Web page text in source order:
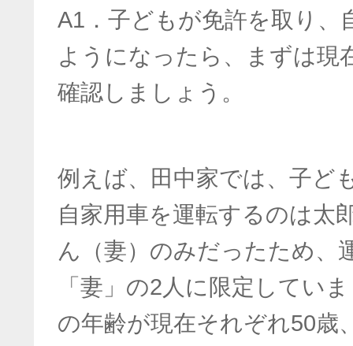
A1．子どもが免許を取り、
ようになったら、まずは現
確認しましょう。
例えば、田中家では、子ど
自家用車を運転するのは太
ん（妻）のみだったため、
「妻」の2人に限定してい
の年齢が現在それぞれ50歳